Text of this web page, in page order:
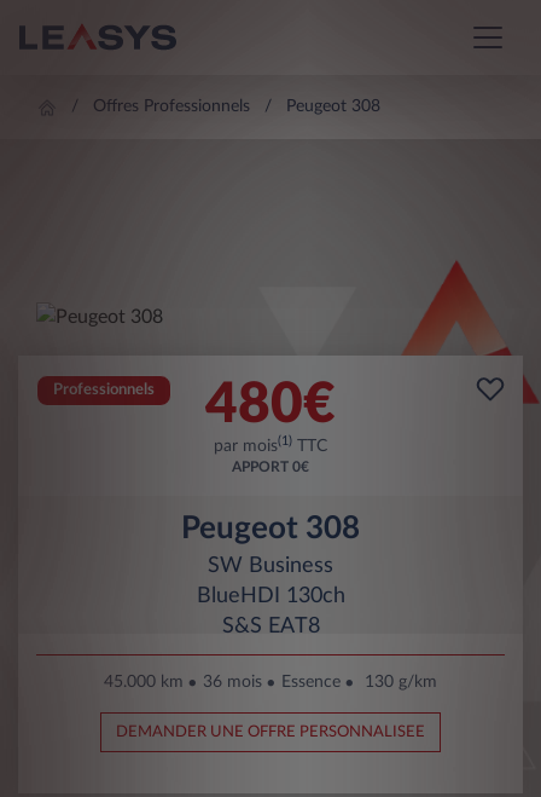
Offres Professionnels Peugeot 308
Professionnels 480€
par mois(1) TTC
APPORT 0€
Peugeot 308
SW Business
BlueHDI 130ch
S&S EAT8
45.000 km 36 mois Essence 130 g/km
DEMANDER UNE OFFRE PERSONNALISEE